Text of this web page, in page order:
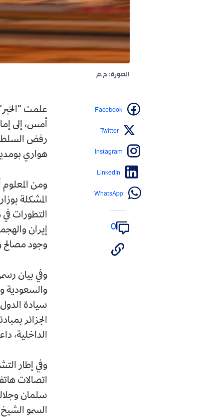
الصورة: ح.م
علمت
أمس، إلى
رفض
هواري
ومن المعلوم
المشكلة
التطورات في
إيران
وجود مصالح
وفي بيان
والسعودية
سيادة
الجزائر
الداخلية،
وفي إطار
اتصالات
سلمان
السمو
Facebook
Twitter
Instagram
LinkedIn
WhatsApp
0